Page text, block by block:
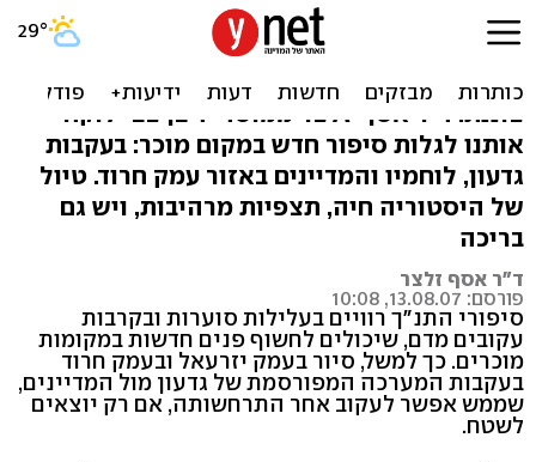
זמר לגדעון: סיור, סיפור וקרב
סיור קייצי כהלכתו הוא כזה המסתיים בטבילה
צוננת. ד"ר אסף זלצר ממוסד יד בן צבי לוקח
אותנו לגלות סיפור חדש במקום מוכר: בעקבות
גדעון, לוחמיו והמדיינים באזור עמק חרוד. טיול
של היסטוריה חיה, תצפיות מרהיבות, ויש גם
בריכה
ד"ר אסף זלצר
פורסם: 13.08.07, 10:08
סיפורי התנ"ך רוויים בעלילות סוערות ובקרבות
עקובים מדם, שיכולים לחשוף פנים חדשות במקומות
מוכרים. כך למשל, סיור בעמק יזרעאל ובעמק חרוד
בעקבות המערכה המפורסמת של גדעון מול המדיינים,
שממש אפשר לעקוב אחר התרחשותה, אם רק יוצאים
לשטח.